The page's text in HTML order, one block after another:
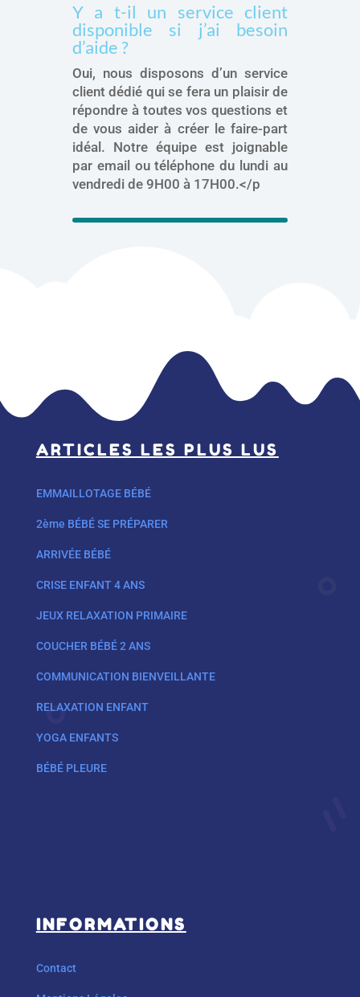
Y a t-il un service client
disponible si j’ai besoin
d’aide ?
Oui, nous disposons d’un service
client dédié qui se fera un plaisir de
répondre à toutes vos questions et
de vous aider à créer le faire-part
idéal. Notre équipe est joignable
par email ou téléphone du lundi au
vendredi de 9H00 à 17H00.</p
ARTICLES LES PLUS LUS
EMMAILLOTAGE BÉBÉ
2ème BÉBÉ SE PRÉPARER
ARRIVÉE BÉBÉ
CRISE ENFANT 4 ANS
JEUX RELAXATION PRIMAIRE
COUCHER BÉBÉ 2 ANS
COMMUNICATION BIENVEILLANTE
RELAXATION ENFANT
YOGA ENFANTS
BÉBÉ PLEURE
INFORMATIONS
Contact